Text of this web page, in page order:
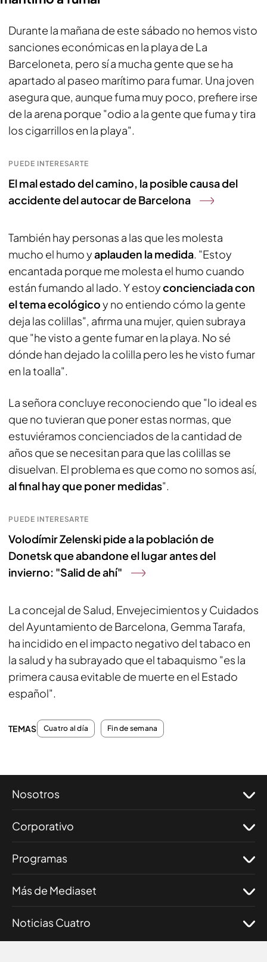
Durante la mañana de este sábado no hemos visto
sanciones económicas en la playa de La
Barceloneta, pero sí a mucha gente que se ha
apartado al paseo marítimo para fumar. Una joven
asegura que, aunque fuma muy poco, prefiere irse
de la arena porque "odio a la gente que fuma y tira
los cigarrillos en la playa".
PUEDE INTERESARTE
El mal estado del camino, la posible causa del
accidente del autocar de Barcelona
También hay personas a las que les molesta
mucho el humo yaplauden la medida. "Estoy
encantada porque me molesta el humo cuando
están fumando al lado. Y estoyconcienciada con
el tema ecológicoy no entiendo cómo la gente
deja las colillas", afirma una mujer, quien subraya
que "he visto a gente fumar en la playa. No sé
dónde han dejado la colilla pero les he visto fumar
en la toalla".
La señora concluye reconociendo que "lo ideal es
que no tuvieran que poner estas normas, que
estuviéramos concienciados de la cantidad de
años que se necesitan para que las colillas se
disuelvan. El problema es que como no somos así,
al final hay que poner medidas".
PUEDE INTERESARTE
Volodímir Zelenski pide a la población de
Donetsk que abandone el lugar antes del
invierno: "Salid de ahí"
La concejal de Salud, Envejecimientos y Cuidados
del Ayuntamiento de Barcelona, Gemma Tarafa,
ha incidido en el impacto negativo del tabaco en
la salud y ha subrayado que el tabaquismo "es la
primera causa evitable de muerte en el Estado
español".
TEMAS Cuatro al día Fin de semana
Nosotros
Corporativo
Programas
Más de Mediaset
Noticias Cuatro